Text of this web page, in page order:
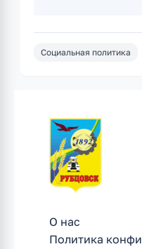
Социальная политика
О нас
Политика